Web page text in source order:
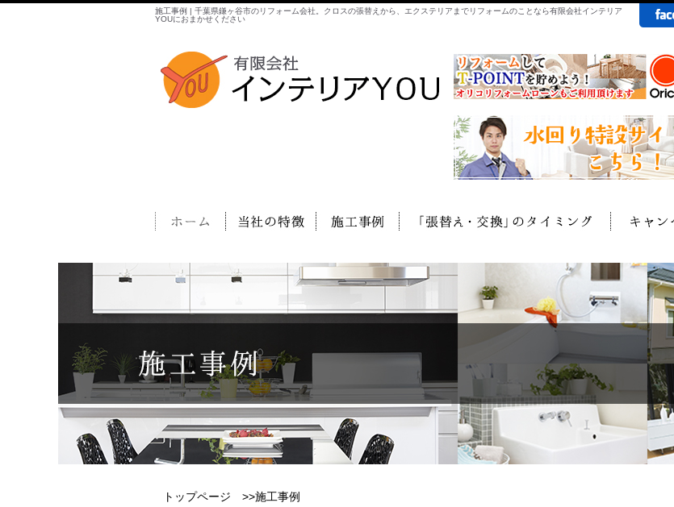
施工事例 | 千葉県鎌ヶ谷市のリフォーム会社。クロスの張替えから、エクステリアまでリフォームのことなら有限会社インテリア
YOUにおまかせください
トップページ >>施工事例